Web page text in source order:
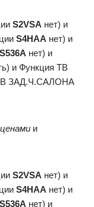
S2VSA нет) и
S4HAA нет) и
S536A нет) и
и Функция ТВ
ЗАД.Ч.САЛОНА
ценами и
S2VSA нет) и
S4HAA нет) и
S536A нет) и